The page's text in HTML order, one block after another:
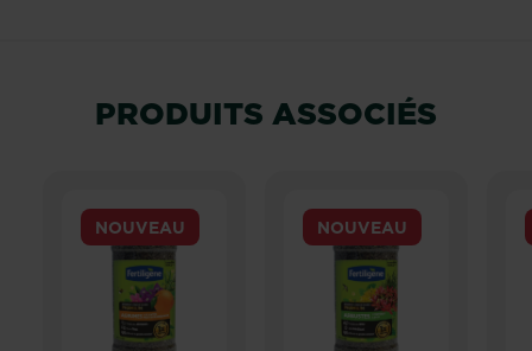
PRODUITS ASSOCIÉS
NOUVEAU NOUVEAU